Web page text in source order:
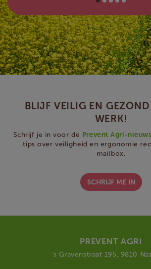
BLIJF VEILIG EN
WERK!
Schrijf je in voor de Prevent Agri-
tips over veiligheid en ergonomie
mailbox.
SCHRIJF ME IN
PREVENT AGRI
‘s Gravenstraat 195, 9810